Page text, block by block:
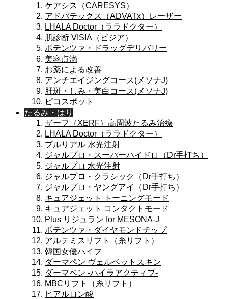
ケアシス（CARESYS）
アドバテックス（ADVATx）レーザー
LHALA Doctor（ララドクター）
肌診断 VISIA（ビジア）
ポテンツァ・ドラッグデリバリー
美容点滴
お薬による改善
アンチエイジングコース(メソナJ)
肝斑・しみ・美白コース(メソナJ)
ピコスポット
たるみ・はり
ザーフ（XERF）高周波たるみ治療
LHALA Doctor（ララドクター）
プルリアル 水光注射
ジャルプロ・スーパーハイドロ（Dr手打ち）
ジャルプロ 水光注射
ジャルプロ・クラシック（Dr手打ち）
ジャルプロ・ヤングアイ（Dr手打ち）
キュアジェット トーニングモード
キュアジェット コンタクトモード
Plus リジュラン for MESONA-J
ポテンツァ・ダイヤモンドチップ
アルテミスリフト（糸リフト）
韓国女優ハイフ
ダーマペン ヴェルベットスキン
ダーマペン -ハイラアクティブ-
MBCリフト（糸リフト）
ヒアルロン酸